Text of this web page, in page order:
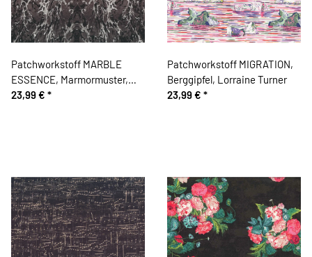
Patchworkstoff MARBLE
ESSENCE, Marmormuster,
anthrazit, In the Beginning
23,99 € *
Patchworkstoff MIGRATION,
Berggipfel, Lorraine Turner
23,99 € *